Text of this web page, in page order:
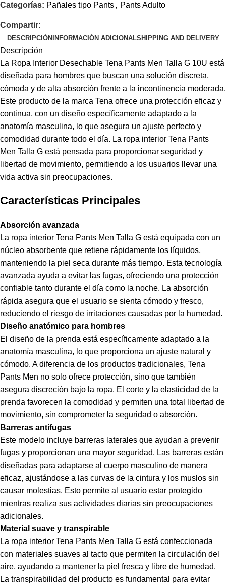
Categorías: Pañales tipo Pants, Pants Adulto
Compartir:
DESCRIPCIÓN INFORMACIÓN ADICIONALSHIPPING AND DELIVERY
Descripción
La Ropa Interior Desechable Tena Pants Men Talla G 10U está
diseñada para hombres que buscan una solución discreta,
cómoda y de alta absorción frente a la incontinencia moderada.
Este producto de la marca Tena ofrece una protección eficaz y
continua, con un diseño específicamente adaptado a la
anatomía masculina, lo que asegura un ajuste perfecto y
comodidad durante todo el día. La ropa interior Tena Pants
Men Talla G está pensada para proporcionar seguridad y
libertad de movimiento, permitiendo a los usuarios llevar una
vida activa sin preocupaciones.
Características Principales
Absorción avanzada
La ropa interior Tena Pants Men Talla G está equipada con un
núcleo absorbente que retiene rápidamente los líquidos,
manteniendo la piel seca durante más tiempo. Esta tecnología
avanzada ayuda a evitar las fugas, ofreciendo una protección
confiable tanto durante el día como la noche. La absorción
rápida asegura que el usuario se sienta cómodo y fresco,
reduciendo el riesgo de irritaciones causadas por la humedad.
Diseño anatómico para hombres
El diseño de la prenda está específicamente adaptado a la
anatomía masculina, lo que proporciona un ajuste natural y
cómodo. A diferencia de los productos tradicionales, Tena
Pants Men no solo ofrece protección, sino que también
asegura discreción bajo la ropa. El corte y la elasticidad de la
prenda favorecen la comodidad y permiten una total libertad de
movimiento, sin comprometer la seguridad o absorción.
Barreras antifugas
Este modelo incluye barreras laterales que ayudan a prevenir
fugas y proporcionan una mayor seguridad. Las barreras están
diseñadas para adaptarse al cuerpo masculino de manera
eficaz, ajustándose a las curvas de la cintura y los muslos sin
causar molestias. Esto permite al usuario estar protegido
mientras realiza sus actividades diarias sin preocupaciones
adicionales.
Material suave y transpirable
La ropa interior Tena Pants Men Talla G está confeccionada
con materiales suaves al tacto que permiten la circulación del
aire, ayudando a mantener la piel fresca y libre de humedad.
La transpirabilidad del producto es fundamental para evitar